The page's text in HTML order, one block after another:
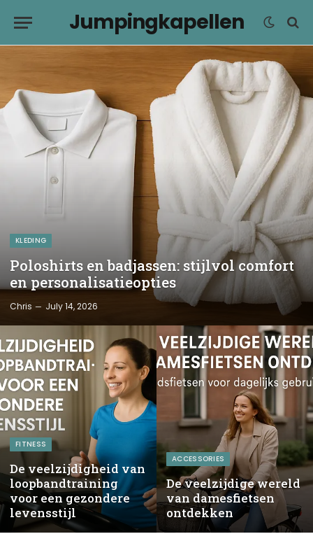
Jumpingkapellen
KLEDING
Poloshirts en badjassen: stijlvol comfort
en personalisatieopties
Chris July 14, 2026
FITNESS
De veelzijdigheid van
loopbandtraining
voor een gezondere
levensstijl
ACCESSORIES
De veelzijdige wereld
van damesfietsen
ontdekken